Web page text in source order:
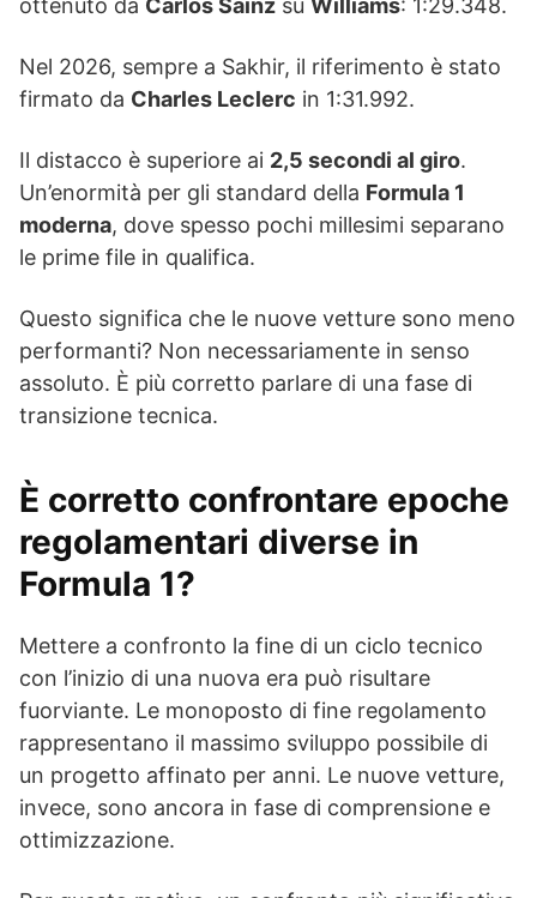
ottenuto da Carlos Sainz su Williams: 1:29.348.
Nel 2026, sempre a Sakhir, il riferimento è stato
firmato da Charles Leclerc in 1:31.992.
Il distacco è superiore ai 2,5 secondi al giro.
Un’enormità per gli standard della Formula 1
moderna, dove spesso pochi millesimi separano
le prime file in qualifica.
Questo significa che le nuove vetture sono meno
performanti? Non necessariamente in senso
assoluto. È più corretto parlare di una fase di
transizione tecnica.
È corretto confrontare epoche
regolamentari diverse in
Formula 1?
Mettere a confronto la fine di un ciclo tecnico
con l’inizio di una nuova era può risultare
fuorviante. Le monoposto di fine regolamento
rappresentano il massimo sviluppo possibile di
un progetto affinato per anni. Le nuove vetture,
invece, sono ancora in fase di comprensione e
ottimizzazione.